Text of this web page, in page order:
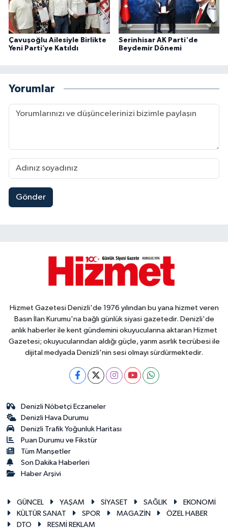
Çavuşoğlu Ailesiyle Birlikte
Yeni Parti’ye Katıldı
Serinhisar AK Parti'de
Beydemir Dönemi
Yorumlar
Gönder
Hizmet Gazetesi Denizli'de 1976 yılından bu yana hizmet veren
Basın İlan Kurumu'na bağlı günlük siyasi gazetedir. Denizli'de
anlık haberler ile kent gündemini okuyucularına aktaran Hizmet
Gazetesi; okuyucularından aldığı güçle, yarım asırlık tecrübesi ile
dijital medyada Denizli'nin sesi olmayı sürdürmektedir.
Denizli Nöbetçi Eczaneler
Denizli Hava Durumu
Denizli Trafik Yoğunluk Haritası
Puan Durumu ve Fikstür
Tüm Manşetler
Son Dakika Haberleri
Haber Arşivi
GÜNCEL YAŞAM SİYASET SAĞLIK
EKONOMİ
KÜLTÜR SANAT
SPOR MAGAZİN
ÖZEL HABER
DTO
RESMİ REKLAM